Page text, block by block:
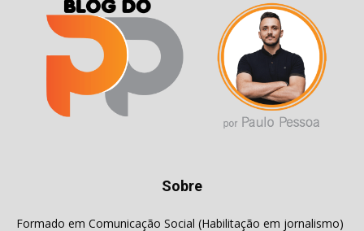
Sobre
Formado em Comunicação Social (Habilitação em jornalismo)